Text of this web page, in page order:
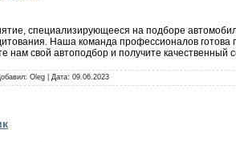
специализирующееся на подборе
Наша команда профессионалов
нам свой автоподбор и получите качественный
Oleg | Дата: 09.06.2023